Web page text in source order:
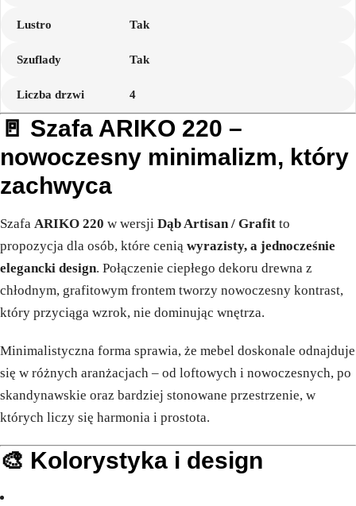
Lustro Tak
Szuflady Tak
Liczba drzwi 4
🚪 Szafa ARIKO 220 –
nowoczesny minimalizm, który
zachwyca
Szafa ARIKO 220 w wersji Dąb Artisan / Grafit to
propozycja dla osób, które cenią wyrazisty, a jednocześnie
elegancki design. Połączenie ciepłego dekoru drewna z
chłodnym, grafitowym frontem tworzy nowoczesny kontrast,
który przyciąga wzrok, nie dominując wnętrza.
Minimalistyczna forma sprawia, że mebel doskonale odnajduje
się w różnych aranżacjach – od loftowych i nowoczesnych, po
skandynawskie oraz bardziej stonowane przestrzenie, w
których liczy się harmonia i prostota.
🎨 Kolorystyka i design